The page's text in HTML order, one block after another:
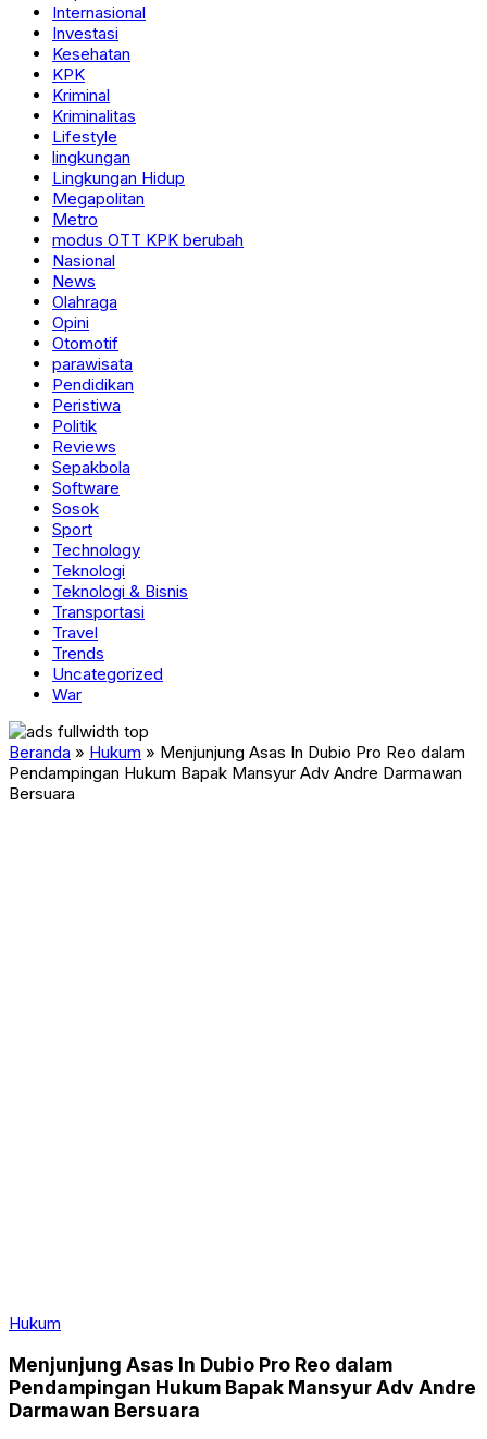
Internasional
Investasi
Kesehatan
KPK
Kriminal
Kriminalitas
Lifestyle
lingkungan
Lingkungan Hidup
Megapolitan
Metro
modus OTT KPK berubah
Nasional
News
Olahraga
Opini
Otomotif
parawisata
Pendidikan
Peristiwa
Politik
Reviews
Sepakbola
Software
Sosok
Sport
Technology
Teknologi
Teknologi & Bisnis
Transportasi
Travel
Trends
Uncategorized
War
Beranda » Hukum » Menjunjung Asas In Dubio Pro Reo dalam
Pendampingan Hukum Bapak Mansyur Adv Andre Darmawan
Bersuara
Hukum
Menjunjung Asas In Dubio Pro Reo dalam
Pendampingan Hukum Bapak Mansyur Adv Andre
Darmawan Bersuara